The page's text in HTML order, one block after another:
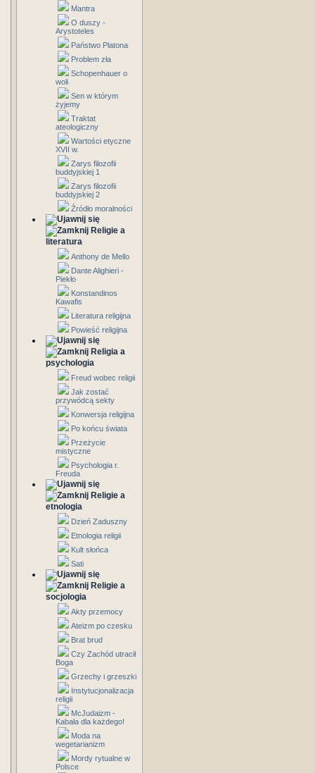
Mantra
O duszy -
Arystoteles
Państwo Platona
Problem zła
Schopenhauer o
woli
Sen w którym
żyjemy
Traktat
ateologiczny
Wartości etyczne
XVII w.
Zarys filozofii
buddyjskiej 1
Zarys filozofii
buddyjskiej 2
Źródło moralności
Religie a
literatura
Anthony de Mello
Dante Alighieri -
Piekło
Konstandinos
Kawafis
Literatura religijna
Powieść religijna
Religia a
psychologia
Freud wobec religii
Jak zostać
przywódcą sekty
Konwersja religijna
Po końcu świata
Przeżycie
mistyczne
Psychologia r.
Freuda
Religie a
etnologia
Dzień Zaduszny
Etnologia religii
Kult słońca
Sati
Religie a
socjologia
Akty przemocy
Ateizm po czesku
Brat brud
Czy Zachód utracił
Boga
Grzechy i grzeszki
Instytucjonalizacja
religii
McJudaizm -
Kabała dla każdego!
Moda na
wegetarianizm
Mordy rytualne w
Polsce